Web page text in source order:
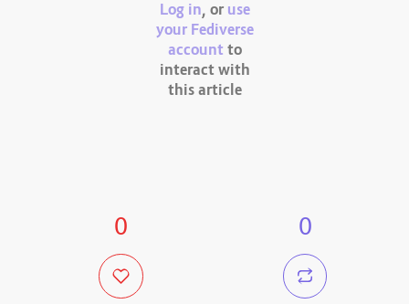
Log in, or use
your Fediverse
account to
interact with
this article
0 0